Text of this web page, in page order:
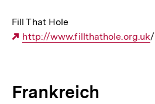
Fill That Hole
Externer
http://www.fillthathole.org.uk/
Frankreich